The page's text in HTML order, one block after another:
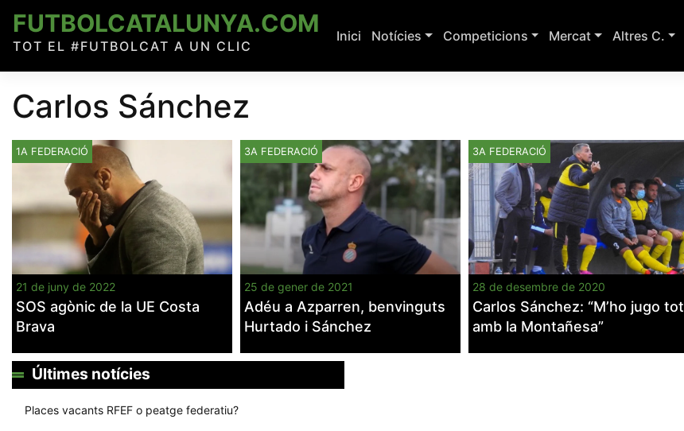
content
FUTBOLCATALUNYA.COM
TOT EL #FUTBOLCAT A UN CLIC
Inici Notícies Competicions Mercat Altres C.
Carlos Sánchez
1A FEDERACIÓ
21 de juny de 2022
SOS agònic de la UE Costa
Brava
3A FEDERACIÓ
25 de gener de 2021
Adéu a Azparren, benvinguts
Hurtado i Sánchez
3A FEDERACIÓ
28 de desembre de 2020
Carlos Sánchez: “M’ho jugo tot
amb la Montañesa”
Últimes notícies
Places vacants RFEF o peatge federatiu?